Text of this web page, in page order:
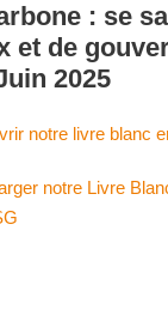
: se
et de
2025
notre livre blanc
notre Livre